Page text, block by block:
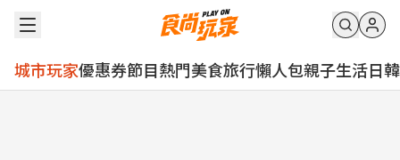
城市玩家優惠券節目熱門美食旅行懶人包親子生活日韓